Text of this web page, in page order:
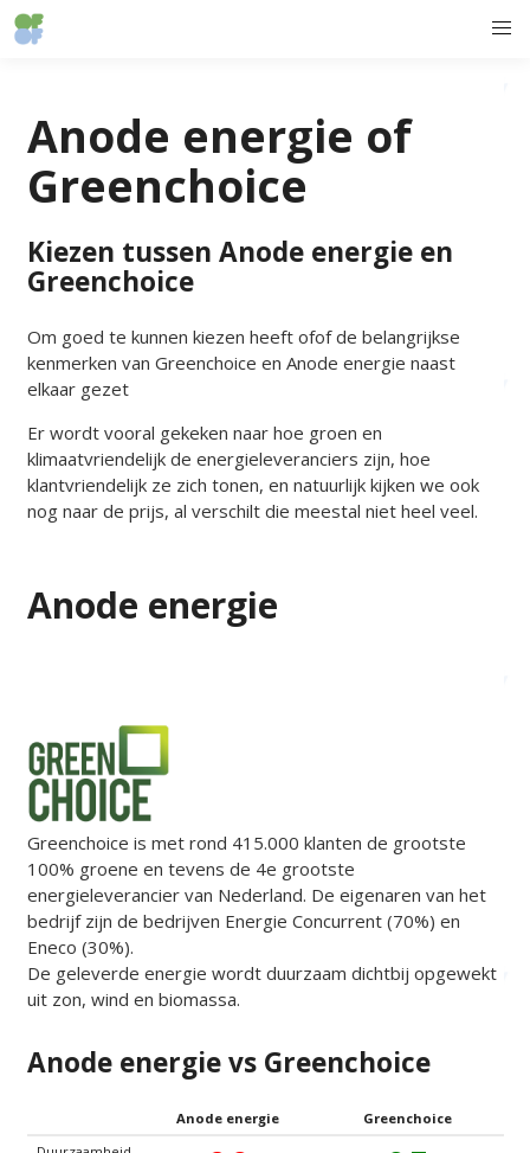
Anode energie of
Greenchoice
Kiezen tussen Anode energie en
Greenchoice
Om goed te kunnen kiezen heeft ofof de belangrijkse
kenmerken van Greenchoice en Anode energie naast
elkaar gezet
Er wordt vooral gekeken naar hoe groen en
klimaatvriendelijk de energieleveranciers zijn, hoe
klantvriendelijk ze zich tonen, en natuurlijk kijken we ook
nog naar de prijs, al verschilt die meestal niet heel veel.
Anode energie
Greenchoice is met rond 415.000 klanten de grootste
100% groene en tevens de 4e grootste
energieleverancier van Nederland. De eigenaren van het
bedrijf zijn de bedrijven Energie Concurrent (70%) en
Eneco (30%).
De geleverde energie wordt duurzaam dichtbij opgewekt
uit zon, wind en biomassa.
Anode energie vs Greenchoice
Anode energie
Greenchoice